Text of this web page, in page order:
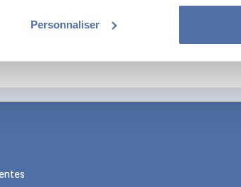
Personnaliser